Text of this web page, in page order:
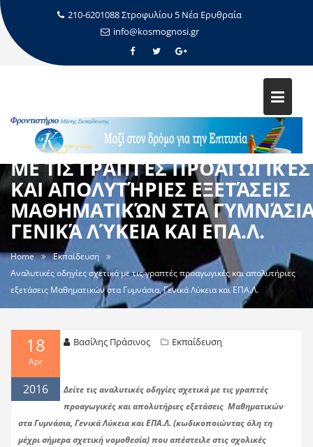
210-6201088 Στροφυλίου 5 Νέα Ερυθραία
info@kosmognosi.gr
ΑΝΑΛΥΤΙΚΈΣ ΟΔΗΓΊΕΣ ΣΧΕΤΙΚΆ
ΜΕ ΤΙΣ ΓΡΑΠΤΈΣ ΠΡΟΑΓΩΓΙΚΈΣ
ΚΑΙ ΑΠΟΛΥΤΉΡΙΕΣ ΕΞΕΤΆΣΕΙΣ
ΜΑΘΗΜΑΤΙΚΏΝ ΣΤΑ
ΓΕΝΙΚΆ ΛΎΚΕΙΑ ΚΑΙ ΕΠΑ.Λ.
Home
Εκπαίδευση
Αναλυτικές οδηγίες σχετικά με τις γραπτές προαγωγικές και απολυτήριες
εξετάσεις Μαθηματικών στα Γυμνάσια, Γενικά Λύκεια και ΕΠΑ.Λ.
18
Apr
2016
Βασίλης Πράσινος Εκπαίδευση
Δείτε τις αναλυτικές οδηγίες σχετικά με τις γραπτές
προαγωγικές και απολυτήριες εξετάσεις Μαθηματικών
στα Γυμνάσια, Γενικά Λύκεια και ΕΠΑ.Λ. (κωδικοποιώντας όλη τη
μέχρι σήμερα σχετική νομοθεσία) που απέστειλε στις σχολικές